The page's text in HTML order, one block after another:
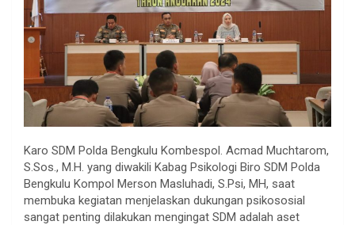
Karo SDM Polda Bengkulu Kombespol. Acmad Muchtarom,
S.Sos., M.H. yang diwakili Kabag Psikologi Biro SDM Polda
Bengkulu Kompol Merson Masluhadi, S.Psi, MH, saat
membuka kegiatan menjelaskan dukungan psikososial
sangat penting dilakukan mengingat SDM adalah aset